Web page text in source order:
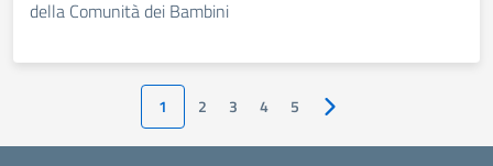
della Comunità dei Bambini
1 2 3 4 5 Pagina successiva